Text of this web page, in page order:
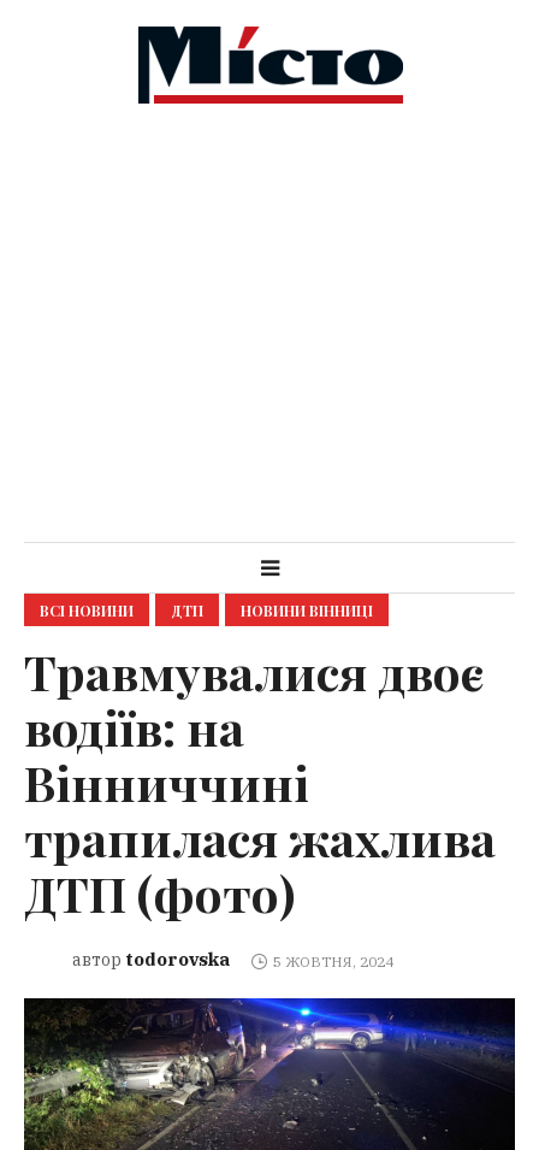
ВСІ НОВИНИ ДТП НОВИНИ ВІННИЦІ
Травмувалися двоє
водіїв: на
Вінниччині
трапилася жахлива
ДТП (фото)
автор todorovska 5 ЖОВТНЯ, 2024